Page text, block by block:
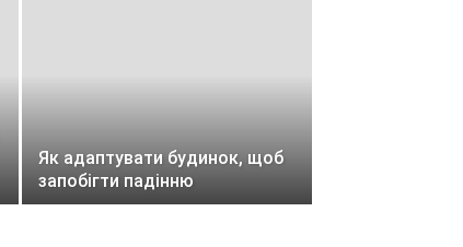
Як адаптувати будинок, щоб
запобігти падінню